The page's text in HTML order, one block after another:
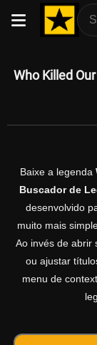
Who Killed
Baixe a legenda
Buscador de
desenvolvido
muito mais
Ao invés de abrir
ou ajustar
menu de